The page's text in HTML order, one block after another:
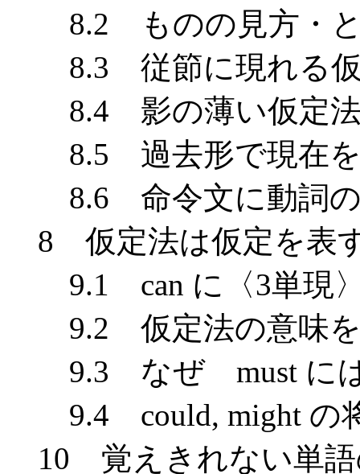
8.2 ものの見方・と
8.3 従節に現れる仮
8.4 影の薄い仮定
8.5 過去形で現在を
8.6 命令文に動詞の
8 仮定法は仮定を表
9.1 can に〈3単現
9.2 仮定法の意味を
9.3 なぜ must には
9.4 could, might の
10 覚えきれない単語